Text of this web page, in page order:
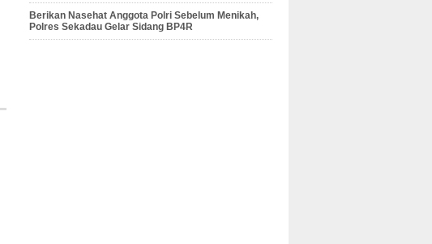
Berikan Nasehat Anggota Polri Sebelum Menikah,
Polres Sekadau Gelar Sidang BP4R